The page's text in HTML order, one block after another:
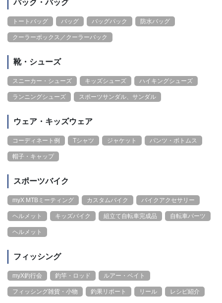
パック・バッグ
トートバッグ バッグ バッグパック 防水バッグ
クーラーボックス／クーラーバック
靴・シューズ
スニーカー・シューズ キッズシューズ ハイキングシューズ
ランニングシューズ スポーツサンダル、サンダル
ウェア・キッズウェア
コーディネート例 Tシャツ ジャケット パンツ・ボトムス
帽子・キャップ
スポーツバイク
myX MTBミーティング カスタムバイク バイクアクセサリー
ヘルメット キッズバイク 組立て自転車完成品 自転車パーツ
ヘルメット
フィッシング
myX釣行会 釣竿・ロッド ルアー・ベイト
フィッシング雑貨・小物 釣果リポート リール レシピ紹介